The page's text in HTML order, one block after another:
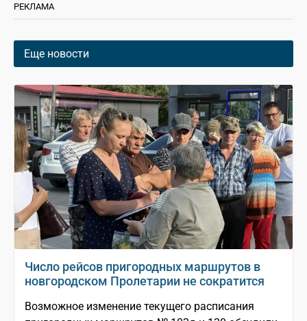
РЕКЛАМА
Еще новости
Число рейсов пригородных маршрутов в
новгородском Пролетарии не сократится
Возможное изменение текущего расписания